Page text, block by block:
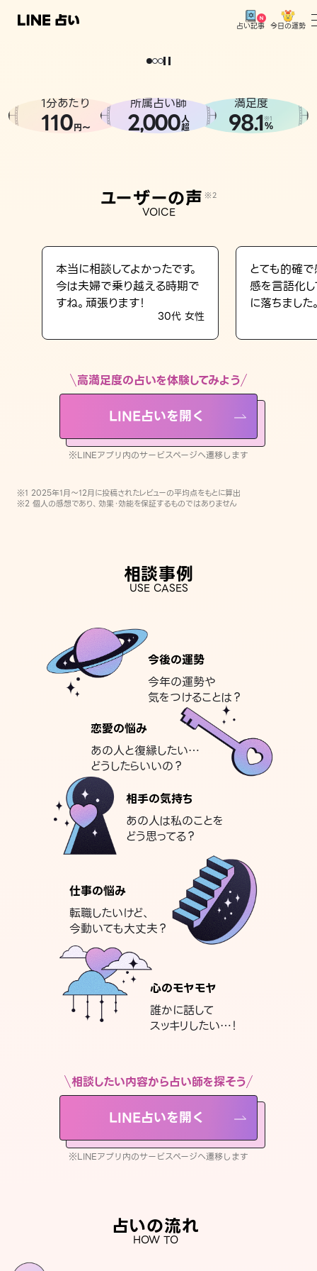
占い記事 今日の運勢
相談事例
LINE占いを開く
※LINEアプリ内のサービスページへ遷移します
どうせなら
。
1分あたり
110円〜
所属占い師
2,000人
超
満足度
98.1※1
%
ユーザーの声 ※2
VOICE
本当に相談してよかったです。
今は夫婦で乗り越える時期で
すね。頑張ります！
30代 女性
とても的確
感を言語化
に落ちました
高満足度の占いを体験してみよう
LINE占いを開く
※LINEアプリ内のサービスページへ遷移します
※1 2025年1月〜12月に投稿されたレビューの平均点をもとに算出
※2 個人の感想であり、効果・効能を保証するものではありません
相談事例
USE CASES
今後の運勢
今年の運勢や
気をつけることは？
恋愛の悩み
あの人と復縁したい…
どうしたらいいの？
相手の気持ち
あの人は私のことを
どう思ってる？
仕事の悩み
転職したいけど、
今動いても大丈夫？
心のモヤモヤ
誰かに話して
スッキリしたい…！
相談したい内容から占い師を探そう
LINE占いを開く
※LINEアプリ内のサービスページへ遷移します
占いの流れ
HOW TO